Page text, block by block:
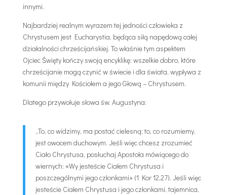
innymi.
Najbardziej realnym wyrazem tej jedności człowieka z
Chrystusem jest Eucharystia, będąca siłą napędową całej
działalności chrześcijańskiej. To właśnie tym aspektem
Ojciec Święty kończy swoją encyklikę: wszelkie dobro, które
chrześcijanie mogą czynić w świecie i dla świata, wypływa z
komunii między Kościołem a jego Głową – Chrystusem.
Dlatego przywołuje słowa św. Augustyna:
„To, co widzimy, ma postać cielesną; to, co rozumiemy,
jest owocem duchowym. Jeśli więc chcesz zrozumieć
Ciało Chrystusa, posłuchaj Apostoła mówiącego do
wiernych: «Wy jesteście Ciałem Chrystusa i
poszczególnymi jego członkami» (1 Kor 12,27). Jeśli więc
jesteście Ciałem Chrystusa i jego członkami, tajemnica,